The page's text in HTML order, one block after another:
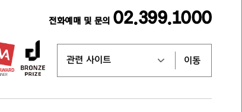
전화예매 및 문의 02.399.1000
이동